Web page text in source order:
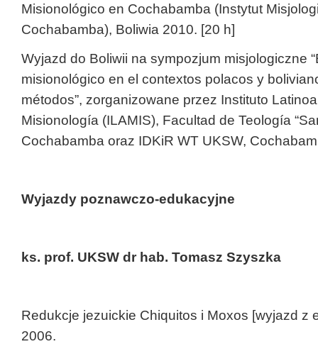
Misionológico en Cochabamba (Instytut
Cochabamba), Boliwia 2010. [20 h]
Wyjazd do Boliwii na sympozjum misjologiczne
misionológico en el contextos polacos y
métodos”, zorganizowane przez Instituto
Misionología (ILAMIS), Facultad de Teología
Cochabamba oraz IDKiR WT UKSW,
Wyjazdy poznawczo-edukacyjne
ks. prof. UKSW dr hab. Tomasz Szyszka
Redukcje jezuickie Chiquitos i Moxos [wyjazd z
2006.